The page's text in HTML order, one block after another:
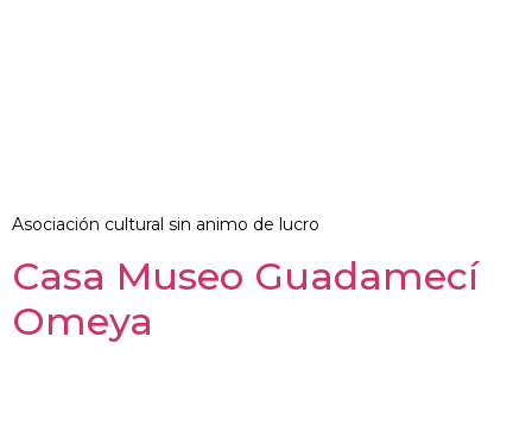
Asociación cultural sin animo de lucro
Casa Museo Guadamecí
Omeya